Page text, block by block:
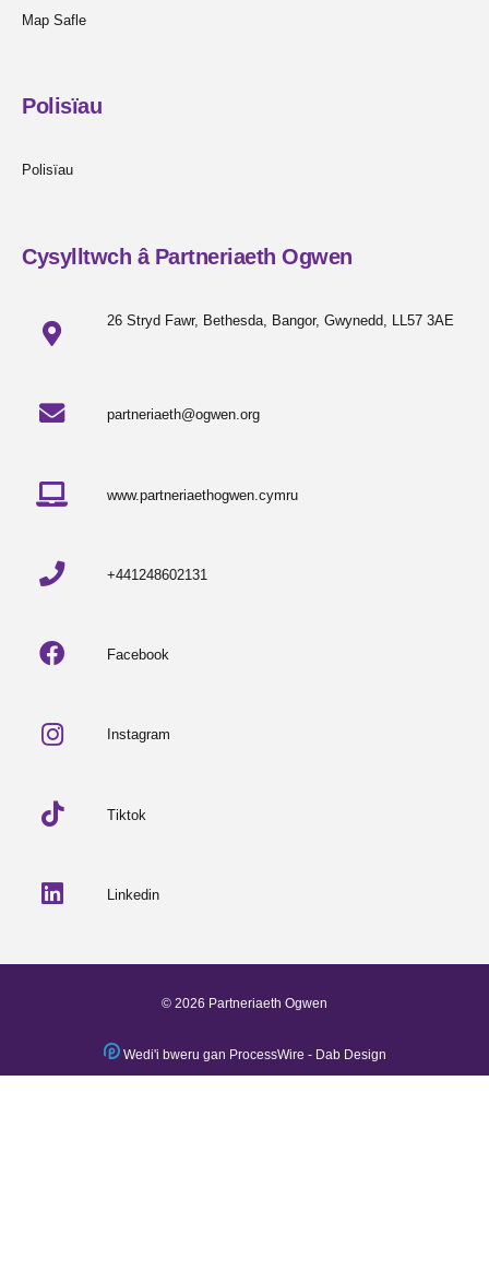
Map Safle
Polisïau
Polisïau
Cysylltwch â Partneriaeth Ogwen
26 Stryd Fawr, Bethesda, Bangor, Gwynedd, LL57 3AE
partneriaeth@ogwen.org
www.partneriaethogwen.cymru
+441248602131
Facebook
Instagram
Tiktok
Linkedin
© 2026 Partneriaeth Ogwen
Wedi'i bweru gan ProcessWire - Dab Design